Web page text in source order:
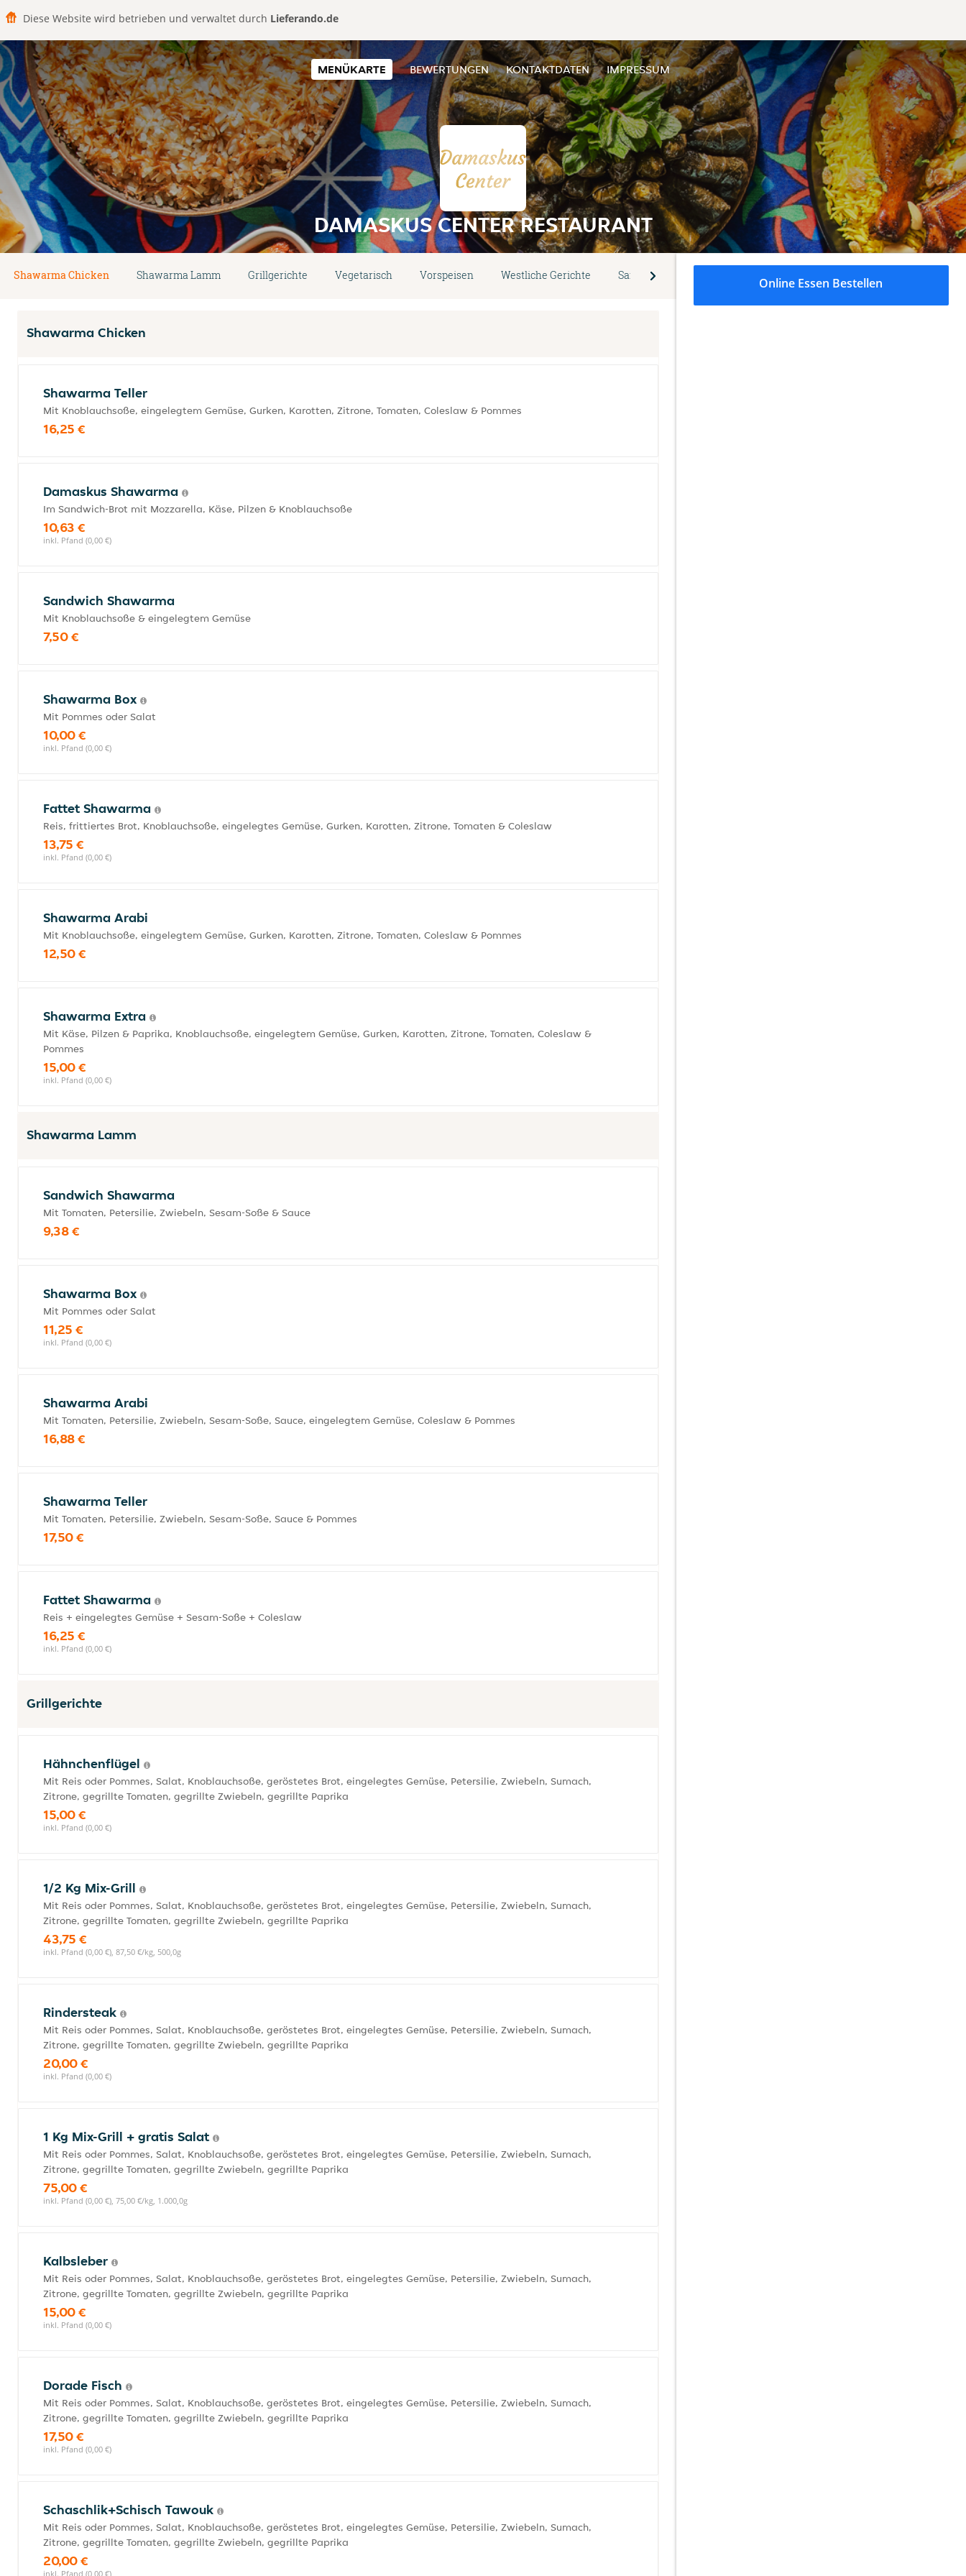
Diese Website wird betrieben und verwaltet durch Lieferando.de
MENÜKARTE BEWERTUNGEN KONTAKTDATEN IMPRESSUM
DAMASKUS CENTER RESTAURANT
Shawarma Chicken Shawarma Lamm Grillgerichte Vegetarisch Vorspeisen Westliche Gerichte Sandwiches
Shawarma Chicken
Shawarma Teller
Mit Knoblauchsoße, eingelegtem Gemüse, Gurken, Karotten, Zitrone, Tomaten, Coleslaw & Pommes
16,25 €
Damaskus Shawarma
Im Sandwich-Brot mit Mozzarella, Käse, Pilzen & Knoblauchsoße
10,63 €
inkl. Pfand (0,00 €)
Sandwich Shawarma
Mit Knoblauchsoße & eingelegtem Gemüse
7,50 €
Shawarma Box
Mit Pommes oder Salat
10,00 €
inkl. Pfand (0,00 €)
Fattet Shawarma
Reis, frittiertes Brot, Knoblauchsoße, eingelegtes Gemüse, Gurken, Karotten, Zitrone, Tomaten & Coleslaw
13,75 €
inkl. Pfand (0,00 €)
Shawarma Arabi
Mit Knoblauchsoße, eingelegtem Gemüse, Gurken, Karotten, Zitrone, Tomaten, Coleslaw & Pommes
12,50 €
Shawarma Extra
Mit Käse, Pilzen & Paprika, Knoblauchsoße, eingelegtem Gemüse, Gurken, Karotten, Zitrone, Tomaten, Coleslaw &
Pommes
15,00 €
inkl. Pfand (0,00 €)
Shawarma Lamm
Sandwich Shawarma
Mit Tomaten, Petersilie, Zwiebeln, Sesam-Soße & Sauce
9,38 €
Shawarma Box
Mit Pommes oder Salat
11,25 €
inkl. Pfand (0,00 €)
Shawarma Arabi
Mit Tomaten, Petersilie, Zwiebeln, Sesam-Soße, Sauce, eingelegtem Gemüse, Coleslaw & Pommes
16,88 €
Shawarma Teller
Mit Tomaten, Petersilie, Zwiebeln, Sesam-Soße, Sauce & Pommes
17,50 €
Fattet Shawarma
Reis + eingelegtes Gemüse + Sesam-Soße + Coleslaw
16,25 €
inkl. Pfand (0,00 €)
Grillgerichte
Hähnchenflügel
Mit Reis oder Pommes, Salat, Knoblauchsoße, geröstetes Brot, eingelegtes Gemüse, Petersilie, Zwiebeln, Sumach,
Zitrone, gegrillte Tomaten, gegrillte Zwiebeln, gegrillte Paprika
15,00 €
inkl. Pfand (0,00 €)
1/2 Kg Mix-Grill
Mit Reis oder Pommes, Salat, Knoblauchsoße, geröstetes Brot, eingelegtes Gemüse, Petersilie, Zwiebeln, Sumach,
Zitrone, gegrillte Tomaten, gegrillte Zwiebeln, gegrillte Paprika
43,75 €
inkl. Pfand (0,00 €), 87,50 €/kg, 500,0g
Rindersteak
Mit Reis oder Pommes, Salat, Knoblauchsoße, geröstetes Brot, eingelegtes Gemüse, Petersilie, Zwiebeln, Sumach,
Zitrone, gegrillte Tomaten, gegrillte Zwiebeln, gegrillte Paprika
20,00 €
inkl. Pfand (0,00 €)
1 Kg Mix-Grill + gratis Salat
Mit Reis oder Pommes, Salat, Knoblauchsoße, geröstetes Brot, eingelegtes Gemüse, Petersilie, Zwiebeln, Sumach,
Zitrone, gegrillte Tomaten, gegrillte Zwiebeln, gegrillte Paprika
75,00 €
inkl. Pfand (0,00 €), 75,00 €/kg, 1.000,0g
Kalbsleber
Mit Reis oder Pommes, Salat, Knoblauchsoße, geröstetes Brot, eingelegtes Gemüse, Petersilie, Zwiebeln, Sumach,
Zitrone, gegrillte Tomaten, gegrillte Zwiebeln, gegrillte Paprika
15,00 €
inkl. Pfand (0,00 €)
Dorade Fisch
Mit Reis oder Pommes, Salat, Knoblauchsoße, geröstetes Brot, eingelegtes Gemüse, Petersilie, Zwiebeln, Sumach,
Zitrone, gegrillte Tomaten, gegrillte Zwiebeln, gegrillte Paprika
17,50 €
inkl. Pfand (0,00 €)
Schaschlik+Schisch Tawouk
Mit Reis oder Pommes, Salat, Knoblauchsoße, geröstetes Brot, eingelegtes Gemüse, Petersilie, Zwiebeln, Sumach,
Zitrone, gegrillte Tomaten, gegrillte Zwiebeln, gegrillte Paprika
20,00 €
inkl. Pfand (0,00 €)
Online Essen Bestellen